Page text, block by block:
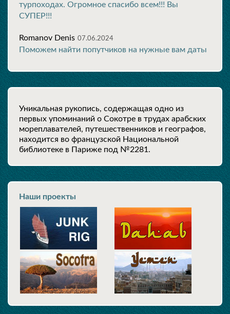
турпоходах. Огромное спасибо всем!!! Вы
СУПЕР!!!
Romanov Denis 07.06.2024
Поможем найти попутчиков на нужные вам даты
Уникальная рукопись, содержащая одно из
первых упоминаний о Сокотре в трудах арабских
мореплавателей, путешественников и географов,
находится во французской Национальной
библиотеке в Париже под №2281.
Наши проекты